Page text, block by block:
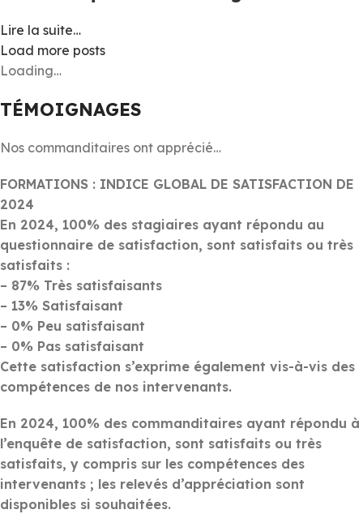
Lire la suite…
Load more posts
Loading…
TÉMOIGNAGES
Nos commanditaires ont apprécié…
FORMATIONS : INDICE GLOBAL DE SATISFACTION DE
2024
En 2024, 100% des stagiaires ayant répondu au
questionnaire de satisfaction, sont satisfaits ou très
satisfaits :
– 87% Très satisfaisants
– 13% Satisfaisant
– 0% Peu satisfaisant
– 0% Pas satisfaisant
Cette satisfaction s’exprime également vis-à-vis des
compétences de nos intervenants.
En 2024, 100% des commanditaires ayant répondu à
l’enquête de satisfaction, sont satisfaits ou très
satisfaits, y compris sur les compétences des
intervenants ; les relevés d’appréciation sont
disponibles si souhaitées.